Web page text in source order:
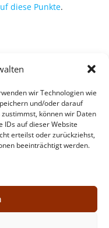
wir Technologien wie
und/oder darauf
können wir Daten
IDs auf dieser Website
erteilst oder zurückziehst,
beeinträchtigt werden.
diese Punkte.